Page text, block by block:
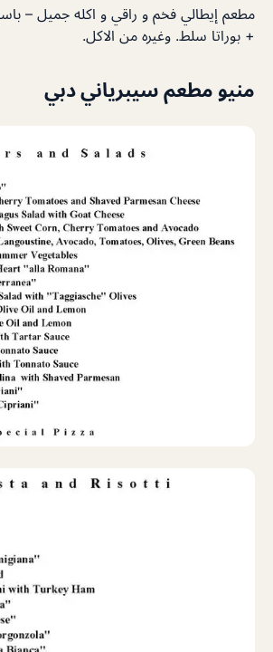
مطعم إيطالي فخم و راقي و اكله جميل –
+ بوراتا سلط. وغيره من الاكل.
منيو مطعم سيبرياني دبي